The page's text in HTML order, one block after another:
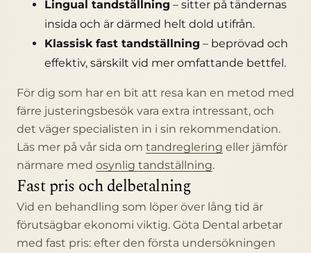
Lingual tandställning – sitter på tändernas
insida och är därmed helt dold utifrån.
Klassisk fast tandställning – beprövad och
effektiv, särskilt vid mer omfattande bettfel.
För dig som har en bit att resa kan en metod med
färre justeringsbesök vara extra intressant, och
det väger specialisten in i sin rekommendation.
Läs mer på vår sida om tandreglering eller jämför
närmare med osynlig tandställning.
Fast pris och delbetalning
Vid en behandling som löper över lång tid är
förutsägbar ekonomi viktig. Göta Dental arbetar
med fast pris: efter den första undersökningen